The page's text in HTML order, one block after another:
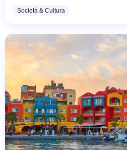
affondati o di ricche città
Società & Cultura